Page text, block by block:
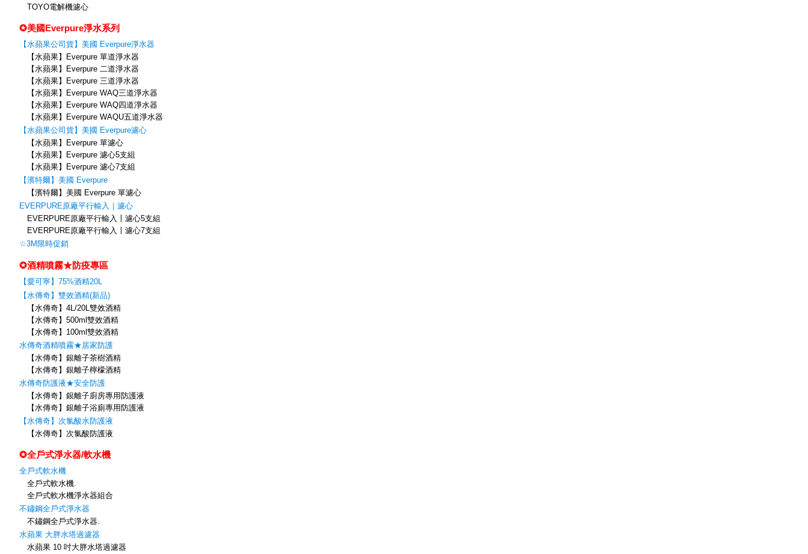
TOYO電解機濾心
✪美國Everpure淨水系列
【水蘋果公司貨】美國 Everpure淨水器
【水蘋果】Everpure 單道淨水器
【水蘋果】Everpure 二道淨水器
【水蘋果】Everpure 三道淨水器
【水蘋果】Everpure WAQ三道淨水器
【水蘋果】Everpure WAQ四道淨水器
【水蘋果】Everpure WAQU五道淨水器
【水蘋果公司貨】美國 Everpure濾心
【水蘋果】Everpure 單濾心
【水蘋果】Everpure 濾心5支組
【水蘋果】Everpure 濾心7支組
【濱特爾】美國 Everpure
【濱特爾】美國 Everpure 單濾心
EVERPURE原廠平行輸入｜濾心
EVERPURE原廠平行輸入〡濾心5支組
EVERPURE原廠平行輸入〡濾心7支組
☆3M限時促銷
✪酒精噴霧★防疫專區
【愛可寧】75%酒精20L
【水傳奇】雙效酒精(新品)
【水傳奇】4L/20L雙效酒精
【水傳奇】500ml雙效酒精
【水傳奇】100ml雙效酒精
水傳奇酒精噴霧★居家防護
【水傳奇】銀離子茶樹酒精
【水傳奇】銀離子檸檬酒精
水傳奇防護液★安全防護
【水傳奇】銀離子廚房專用防護液
【水傳奇】銀離子浴廁專用防護液
【水傳奇】次氯酸水防護液
【水傳奇】次氯酸防護液
✪全戶式淨水器/軟水機
全戶式軟水機
全戶式軟水機.
全戶式軟水機淨水器組合
不鏽鋼全戶式淨水器
不鏽鋼全戶式淨水器.
水蘋果 大胖水塔過濾器
水蘋果 10 吋大胖水塔過濾器